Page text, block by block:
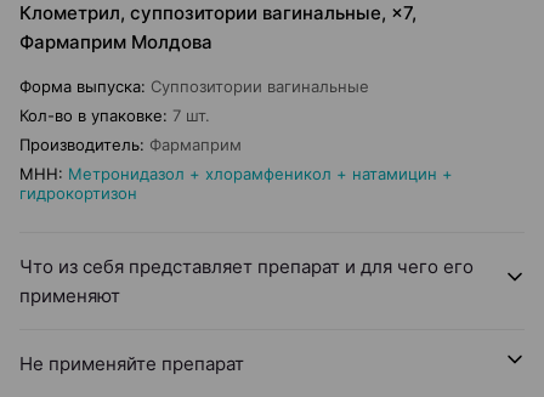
Клометрил, суппозитории вагинальные, ×7,
Фармаприм Молдова
Форма выпуска: Суппозитории вагинальные
Кол-во в упаковке: 7 шт.
Производитель: Фармаприм
МНН: Метронидазол + хлорамфеникол + натамицин +
гидрокортизон
Что из себя представляет препарат и для чего его
применяют
Не применяйте препарат